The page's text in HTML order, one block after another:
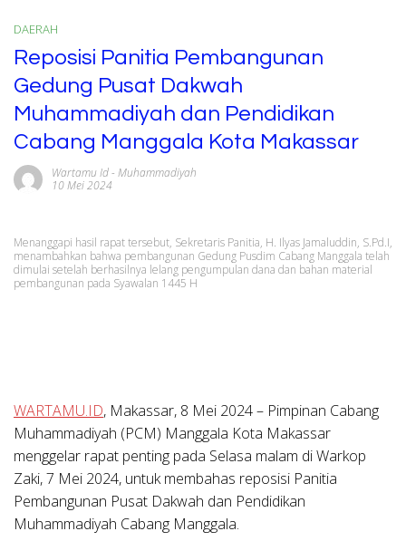
DAERAH
Reposisi Panitia Pembangunan
Gedung Pusat Dakwah
Muhammadiyah dan Pendidikan
Cabang Manggala Kota Makassar
Wartamu Id- Muhammadiyah
10 Mei 2024
Menanggapi hasil rapat tersebut, Sekretaris Panitia, H. Ilyas Jamaluddin, S.Pd.I,
menambahkan bahwa pembangunan Gedung Pusdim Cabang Manggala telah
dimulai setelah berhasilnya lelang pengumpulan dana dan bahan material
pembangunan pada Syawalan 1445 H
WARTAMU.ID, Makassar, 8 Mei 2024 – Pimpinan Cabang
Muhammadiyah (PCM) Manggala Kota Makassar
menggelar rapat penting pada Selasa malam di Warkop
Zaki, 7 Mei 2024, untuk membahas reposisi Panitia
Pembangunan Pusat Dakwah dan Pendidikan
Muhammadiyah Cabang Manggala.